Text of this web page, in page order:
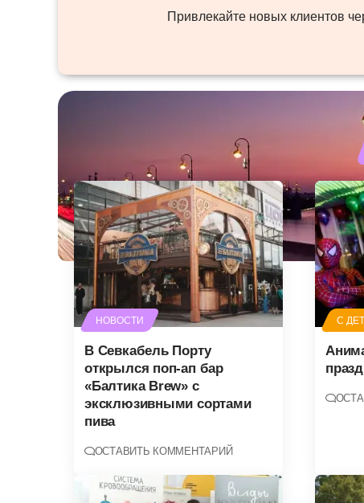
Привлекайте новых клиентов
НОВОСТИ
В Севкабель Порту
открылся поп-ап бар
«Балтика Brew» с
эксклюзивными сортами
пива
ОСТАВИТЬ КОММЕНТАРИЙ
С